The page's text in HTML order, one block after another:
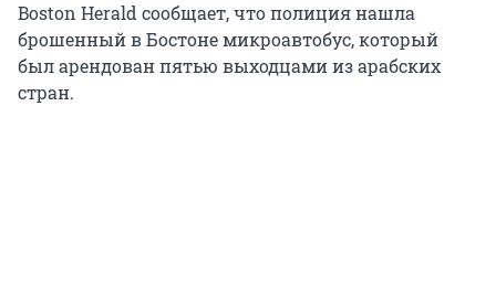
Boston Herald сообщает, что полиция нашла
брошенный в Бостоне микроавтобус, который
был арендован пятью выходцами из арабских
стран.